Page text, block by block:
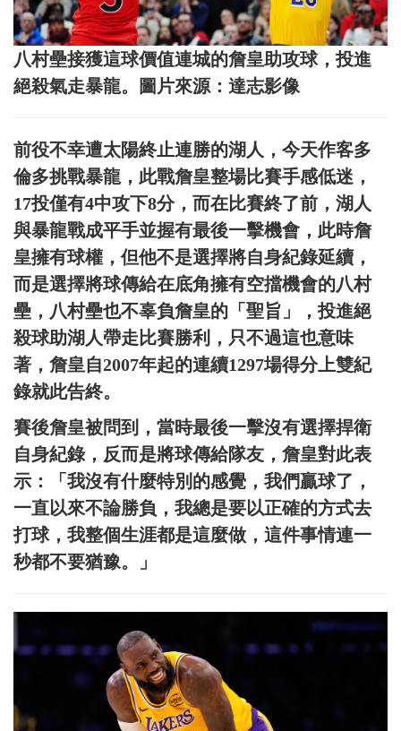
八村壘接獲這球價值連城的詹皇助攻球，投進
絕殺氣走暴龍。圖片來源：達志影像
前役不幸遭太陽終止連勝的湖人，今天作客多
倫多挑戰暴龍，此戰詹皇整場比賽手感低迷，
17投僅有4中攻下8分，而在比賽終了前，湖人
與暴龍戰成平手並握有最後一擊機會，此時詹
皇擁有球權，但他不是選擇將自身紀錄延續，
而是選擇將球傳給在底角擁有空擋機會的八村
壘，八村壘也不辜負詹皇的「聖旨」，投進絕
殺球助湖人帶走比賽勝利，只不過這也意味
著，詹皇自2007年起的連續1297場得分上雙紀
錄就此告終。
賽後詹皇被問到，當時最後一擊沒有選擇捍衛
自身紀錄，反而是將球傳給隊友，詹皇對此表
示：「我沒有什麼特別的感覺，我們贏球了，
一直以來不論勝負，我總是要以正確的方式去
打球，我整個生涯都是這麼做，這件事情連一
秒都不要猶豫。」